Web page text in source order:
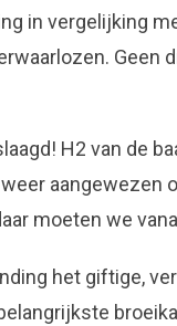
in vergelijking
Geen
H2 van de
aangewezen
moeten we
het giftige,